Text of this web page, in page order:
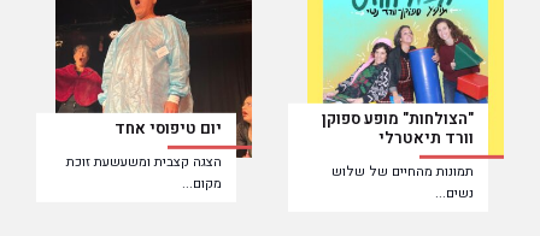
"הצולחות" מופע ספוקן
וורד תיאטרלי
תמונות מהחיים של שלוש
נשים...
יום טיפוסי אחד
הצגה קצבית ומשעשעת זוכת
מקום...